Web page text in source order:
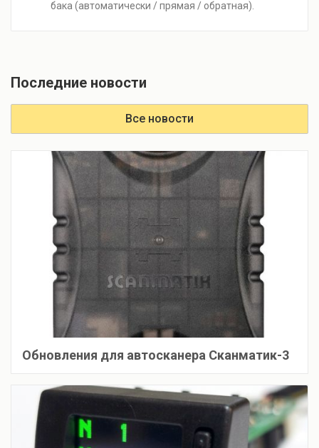
бака (автоматически / прямая / обратная).
Последние новости
Все новости
Обновления для автосканера Сканматик-3